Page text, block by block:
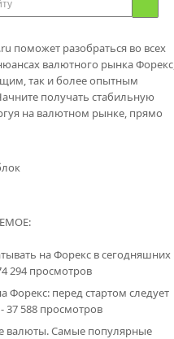
поможет разобраться во всех
валютного рынка
так и более опытным
получать стабильную
на валютном рынке, прямо
на Форекс в сегодняшних
294 просмотров
Форекс: перед стартом следует
- 37 588 просмотров
валюты. Самые популярные